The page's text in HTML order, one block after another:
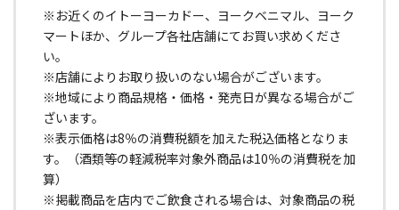
※お近くのイトーヨーカドー、ヨークベニマル、ヨーク
マートほか、グループ各社店舗にてお買い求めくださ
い。
※店舗によりお取り扱いのない場合がございます。
※地域により商品規格・価格・発売日が異なる場合がご
ざいます。
※表示価格は8％の消費税額を加えた税込価格となりま
す。（酒類等の軽減税率対象外商品は10％の消費税を加
算）
※掲載商品を店内でご飲食される場合は、対象商品の税